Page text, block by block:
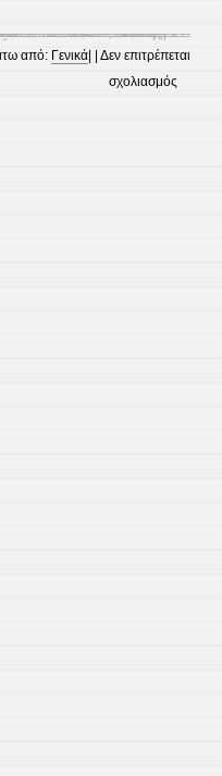
από: Γενικά | |Δεν επιτρέπεται
σχολιασμός